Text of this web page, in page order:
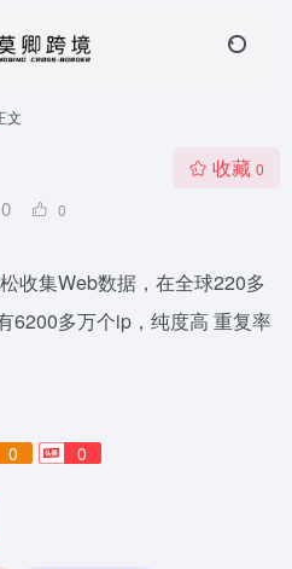
文
0 0
收藏 0
收集Web数据，在全球220多
6200多万个ip，纯度高 重复率
0 0